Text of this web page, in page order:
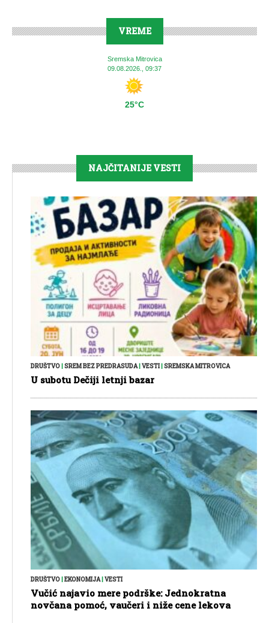
VREME
Sremska Mitrovica
09.08.2026., 09:37
25°C
NAJČITANIJE VESTI
DRUŠTVO|SREM BEZ PREDRASUDA|VESTI|SREMSKA MITROVICA
U subotu Dečiji letnji bazar
DRUŠTVO|EKONOMIJA|VESTI
Vučić najavio mere podrške: Jednokratna
novčana pomoć, vaučeri i niže cene lekova